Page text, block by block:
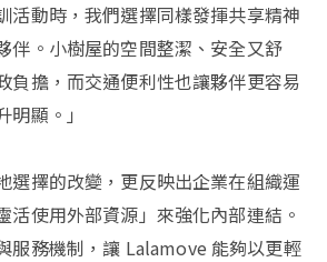
活動時，我們選擇同樣發揮共享精神
伴。小樹屋的空間整潔、安全又舒
負擔，而交通便利性也讓夥伴更容易
顯。」
選擇的改變，更反映出企業在組織運
活使用外部資源」來強化內部連結。
服務機制，讓 Lalamove 能夠以更輕